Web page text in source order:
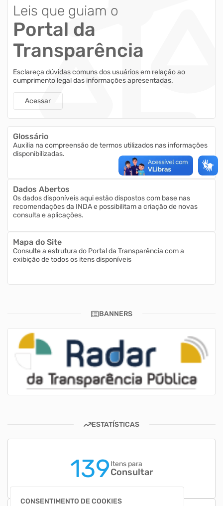
CONSENTIMENTO DE COOKIES
Leis que guiam o
Portal da
Transparência
Esclareça dúvidas comuns dos usuários em relação ao
cumprimento legal das informações apresentadas.
Acessar
Glossário
Auxilia na compreensão de termos utilizados nas informações
disponibilizadas.
Dados Abertos
Os dados disponíveis aqui estão dispostos com base nas
recomendações da INDA e possibilitam a criação de novas
consulta e aplicações.
Mapa do Site
Consulte a estrutura do Portal da Transparência com a
exibição de todos os itens disponíveis
BANNERS
ESTATÍSTICAS
139Itens para
Consultar